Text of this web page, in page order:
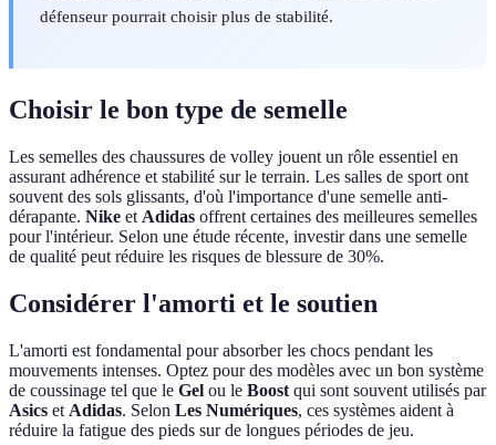
défenseur pourrait choisir plus de stabilité.
Choisir le bon type de semelle
Les semelles des chaussures de volley jouent un rôle essentiel en
assurant adhérence et stabilité sur le terrain. Les salles de sport ont
souvent des sols glissants, d'où l'importance d'une semelle anti-
dérapante. Nike et Adidas offrent certaines des meilleures semelles
pour l'intérieur. Selon une étude récente, investir dans une semelle
de qualité peut réduire les risques de blessure de 30%.
Considérer l'amorti et le soutien
L'amorti est fondamental pour absorber les chocs pendant les
mouvements intenses. Optez pour des modèles avec un bon système
de coussinage tel que le Gel ou le Boost qui sont souvent utilisés par
Asics et Adidas. Selon Les Numériques, ces systèmes aident à
réduire la fatigue des pieds sur de longues périodes de jeu.